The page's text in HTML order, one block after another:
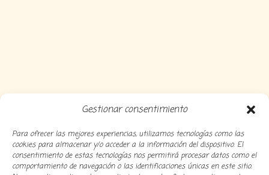
Gestionar consentimiento
Para ofrecer las mejores experiencias, utilizamos tecnologías como las
cookies para almacenar y/o acceder a la información del dispositivo. El
consentimiento de estas tecnologías nos permitirá procesar datos como el
comportamiento de navegación o las identificaciones únicas en este sitio.